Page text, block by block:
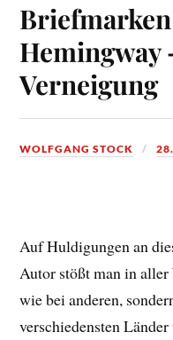
Hemingway
Verneigung
WOLFGANG STOCK
Auf Huldigungen an
Autor stößt man in
wie bei anderen,
verschiedensten